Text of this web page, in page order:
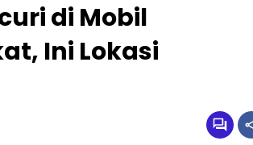
di Mobil
Ini Lokasi